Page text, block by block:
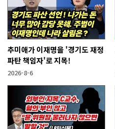
추미애가 이재명을 '경기도 재정
파탄 책임자'로 지목!
2026-8-6